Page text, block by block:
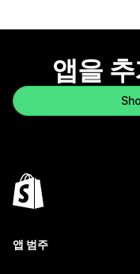
앱을
앱 범주